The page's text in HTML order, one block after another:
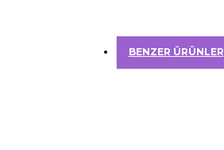
BENZER ÜRÜNLER